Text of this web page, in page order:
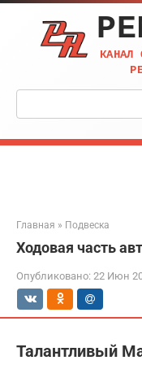
Перейти
контенту
КАНАЛ
Поиск:
Главная » Подвеска
Ходовая часть
Опубликовано: 22 Июн
Талантливый